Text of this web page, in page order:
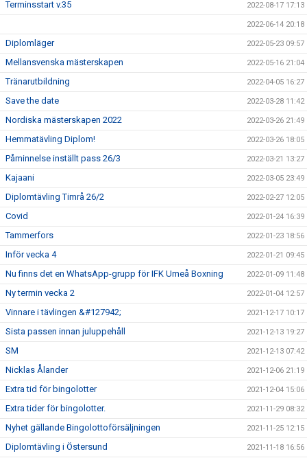
Terminsstart v.35 2022-08-17 17:13
2022-06-14 20:18
Diplomläger 2022-05-23 09:57
Mellansvenska mästerskapen 2022-05-16 21:04
Tränarutbildning 2022-04-05 16:27
Save the date 2022-03-28 11:42
Nordiska mästerskapen 2022 2022-03-26 21:49
Hemmatävling Diplom! 2022-03-26 18:05
Påminnelse inställt pass 26/3 2022-03-21 13:27
Kajaani 2022-03-05 23:49
Diplomtävling Timrå 26/2 2022-02-27 12:05
Covid 2022-01-24 16:39
Tammerfors 2022-01-23 18:56
Inför vecka 4 2022-01-21 09:45
Nu finns det en WhatsApp-grupp för IFK Umeå Boxning 2022-01-09 11:48
Ny termin vecka 2 2022-01-04 12:57
Vinnare i tävlingen &#127942; 2021-12-17 10:17
Sista passen innan juluppehåll 2021-12-13 19:27
SM 2021-12-13 07:42
Nicklas Ålander 2021-12-06 21:19
Extra tid för bingolotter 2021-12-04 15:06
Extra tider för bingolotter. 2021-11-29 08:32
Nyhet gällande Bingolottoförsäljningen 2021-11-25 12:15
Diplomtävling i Östersund 2021-11-18 16:56